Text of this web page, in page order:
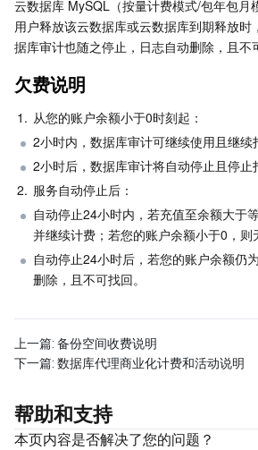
操作审计
配置审计
集团账号管理
控制中心
身份识别平台
云顾问 - 混沌演练
地域管理系统
配额中心
资源中心
云拨测
Prometheus 监控服务
Grafana 可视化服务
事件总线
腾讯云健康看板
云顾问-Tencent RTC 云助手
云压测
腾讯云命令行工具
腾讯专有云企业版 TCE
腾讯专有云PaaS平台 TCS
腾讯云数据库
TDSQL
大数据
大数据处理套件 TBDS
其他文档
渠道合作伙伴
账号相关
消息中心
控制台相关
费用中心
认证信息
操作系统
TencentOS Server
云数据库 MySQL（按量计费模式/包年包月
用户释放该云数据库或云数据库到期释放时
据库审计也随之停止，日志自动删除，且不
欠费说明
1. 从您的账户余额小于0时刻起：
2小时内，数据库审计可继续使用且继续
2小时后，数据库审计将自动停止且停止
2. 服务自动停止后：
自动停止24小时内，若充值至余额大于
并继续计费；若您的账户余额小于0，则
自动停止24小时后，若您的账户余额仍
删除，且不可找回。
上一篇: 备份空间收费说明
下一篇: 数据库代理商业化计费和活动说明
帮助和支持
本页内容是否解决了您的问题？